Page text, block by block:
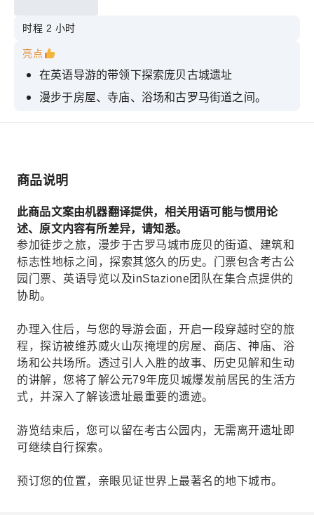
时程 2 小时
亮点
在英语导游的带领下探索庞贝古城遗址
漫步于房屋、寺庙、浴场和古罗马街道之间。
享受两小时专属体验，门票已包含在内
商品说明
此商品文案由机器翻译提供，相关用语可能与惯用论
述、原文内容有所差异，请知悉。
参加徒步之旅，漫步于古罗马城市庞贝的街道、建筑和
标志性地标之间，探索其悠久的历史。门票包含考古公
园门票、英语导览以及inStazione团队在集合点提供的
协助。
办理入住后，与您的导游会面，开启一段穿越时空的旅
程，探访被维苏威火山灰掩埋的房屋、商店、神庙、浴
场和公共场所。透过引人入胜的故事、历史见解和生动
的讲解，您将了解公元79年庞贝城爆发前居民的生活方
式，并深入了解该遗址最重要的遗迹。
游览结束后，您可以留在考古公园内，无需离开遗址即
可继续自行探索。
预订您的位置，亲眼见证世界上最著名的地下城市。